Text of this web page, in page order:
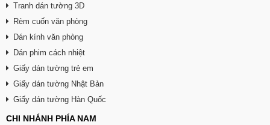
Tranh dán tường 3D
Rèm cuốn văn phòng
Dán kính văn phòng
Dán phim cách nhiệt
Giấy dán tường trẻ em
Giấy dán tường Nhật Bản
Giấy dán tường Hàn Quốc
CHI NHÁNH PHÍA NAM